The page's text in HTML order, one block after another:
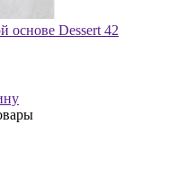
основе Dessert 42